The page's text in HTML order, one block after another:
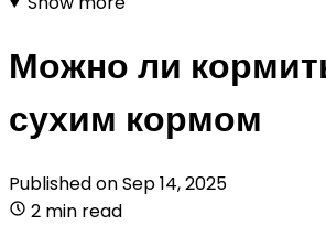
Можно ли
сухим кормом
Published onSep 14, 2025
2 min read